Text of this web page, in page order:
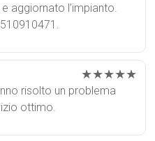
aggiornato l’impianto.
★★★★★
risolto un problema
ottimo.